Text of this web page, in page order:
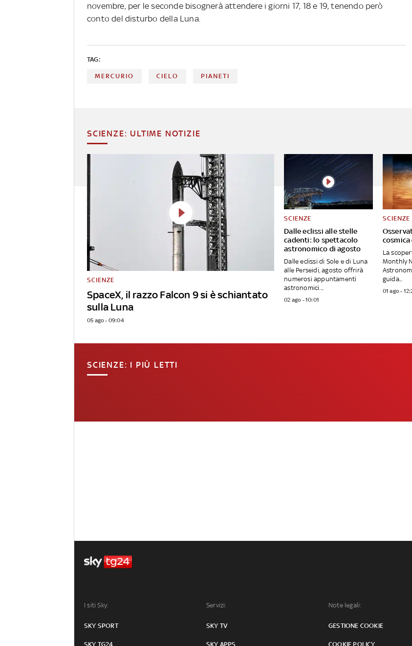
novembre, per le seconde bisognerà attendere i giorni 17, 18 e 19, tenendo però
conto del disturbo della Luna.
TAG:
MERCURIO CIELO PIANETI
SCIENZE: ULTIME NOTIZIE
SpaceX, il razzo Falcon 9 si è schiantato
sulla Luna
SCIENZE
05 ago - 09:04
Dalle eclissi alle stelle
cadenti: lo spettacolo
astronomico di agosto
SCIENZE
Dalle eclissi di Sole e di Luna
alle Perseidi, agosto offrirà
numerosi appuntamenti
astronomici....
02 ago - 10:01
SCIENZE
La
Monthly
guida...
01 ago -
SCIENZE: I PIÙ LETTI
I siti Sky:
SKY SPORT
SKY TG24
Servizi:
SKY TV
SKY APPS
Note legali:
GESTIONE COOKIE
COOKIE POLICY